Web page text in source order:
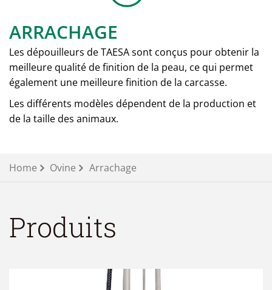
ARRACHAGE
Les dépouilleurs de TAESA sont conçus pour obtenir la
meilleure qualité de finition de la peau, ce qui permet
également une meilleure finition de la carcasse.
Les différents modèles dépendent de la production et
de la taille des animaux.
Home Ovine Arrachage
Produits